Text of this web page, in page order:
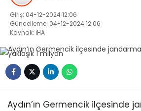
Giriş: 04-12-2024 12:06
Güncelleme: 04-12-2024 12:06
Kaynak: İHA
Aydın’ın Germencik ilçesinde